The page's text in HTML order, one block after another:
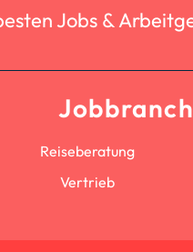
Jobs &
Reiseberatung
Vertrieb